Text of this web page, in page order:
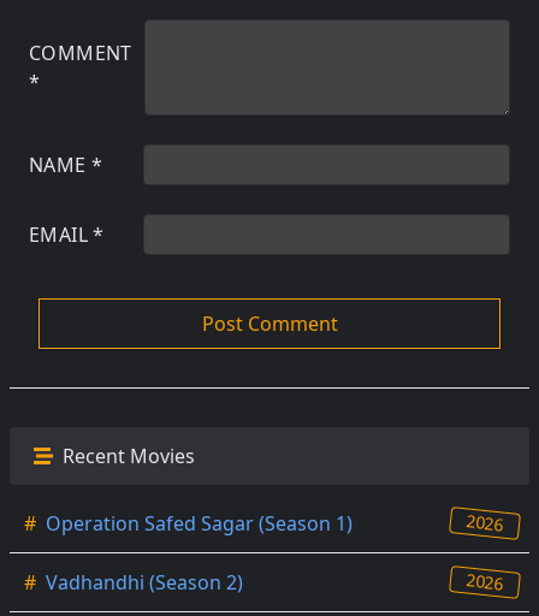
COMMENT
*
NAME *
EMAIL*
Recent Movies
# Operation Safed Sagar (Season 1) 2026
# Vadhandhi (Season 2) 2026